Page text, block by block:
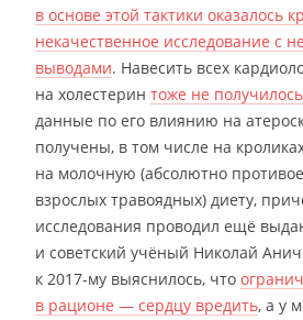
в основе этой тактики оказалось
некачественное исследование с
выводами. Навесить всех
на холестерин тоже не получилось
данные по его влиянию на
получены, в том числе на
на молочную (абсолютно
взрослых травоядных) диету,
исследования проводил ещё
и советский учёный Николай
к 2017-му выяснилось, что
в рационе — сердцу вредить, а у